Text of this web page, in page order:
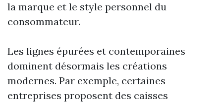
la marque et le style personnel du
consommateur.
Les lignes épurées et contemporaines
dominent désormais les créations
modernes. Par exemple, certaines
entreprises proposent des caisses